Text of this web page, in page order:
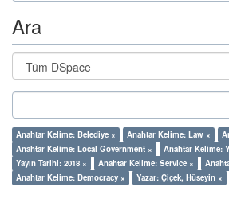
Ara
Anahtar Kelime: Belediye × Anahtar Kelime: Law ×
Anahtar Kelime: Local Government ×
Anahtar Kelime:
Yayın Tarihi: 2018 ×
Anahtar Kelime: Service ×
Anahtar Kelime: Democracy ×
Yazar: Çiçek, Hüseyin ×